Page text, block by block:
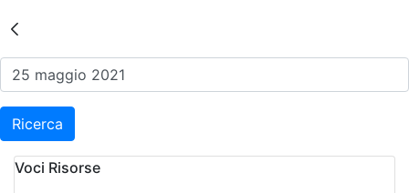
Risultati della Ricerca -
Ricerca
Voci Risorse